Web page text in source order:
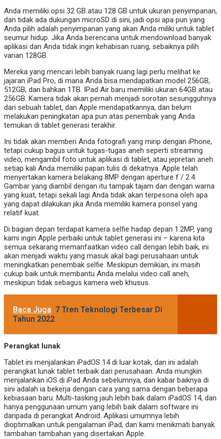
Anda memiliki opsi 32 GB atau 128 GB untuk ukuran penyimpanan,
dan tidak ada dukungan microSD di sini, jadi opsi apa pun yang
Anda pilih adalah penyimpanan yang akan Anda miliki untuk tablet
seumur hidup. Jika Anda berencana untuk mendownload banyak
aplikasi dan Anda tidak ingin kehabisan ruang, sebaiknya pilih
varian 128GB.
Mereka yang mencari lebih banyak ruang lagi perlu melihat ke
jajaran iPad Pro, di mana Anda bisa mendapatkan model 256GB,
512GB, dan bahkan 1TB. IPad Air baru memiliki ukuran 64GB atau
256GB. Kamera tidak akan pernah menjadi sorotan sesungguhnya
dari sebuah tablet, dan Apple mendapatkannya, dan belum
melakukan peningkatan apa pun atas penembak yang Anda
temukan di tablet generasi terakhir.
Ini tidak akan memberi Anda fotografi yang mirip dengan iPhone,
tetapi cukup bagus untuk tugas-tugas aneh seperti streaming
video, mengambil foto untuk aplikasi di tablet, atau jepretan aneh
setiap kali Anda memiliki papan tulis di dekatnya. Apple telah
menyertakan kamera belakang 8MP dengan aperture f / 2.4.
Gambar yang diambil dengan itu tampak tajam dan dengan warna
yang kuat, tetapi sekali lagi Anda tidak akan terpesona oleh apa
yang dapat dilakukan jika Anda memiliki kamera ponsel yang
relatif kuat.
Di bagian depan terdapat kamera selfie hadap depan 1.2MP, yang
kami ingin Apple perbaiki untuk tablet generasi ini – karena kita
semua sekarang memanfaatkan video call dengan lebih baik, ini
akan menjadi waktu yang masuk akal bagi perusahaan untuk
meningkatkan penembak selfie. Meskipun demikian, ini masih
cukup baik untuk membantu Anda melalui video call aneh,
meskipun tidak sebagus kamera web khusus.
Baca Juga 7 Tren Teknologi Terbesar Di
Tahun 2022
Perangkat lunak
Tablet ini menjalankan iPadOS 14 di luar kotak, dan ini adalah
perangkat lunak tablet terbaik dari perusahaan. Anda mungkin
menjalankan iOS di iPad Anda sebelumnya, dan kabar baiknya di
sini adalah ia bekerja dengan cara yang sama dengan beberapa
kebiasaan baru. Multi-tasking jauh lebih baik dalam iPadOS 14, dan
hanya penggunaan umum yang lebih baik dalam software ini
daripada di perangkat Android. Aplikasi umumnya lebih
dioptimalkan untuk pengalaman iPad, dan kami menikmati banyak
tambahan tambahan yang disertakan Apple.